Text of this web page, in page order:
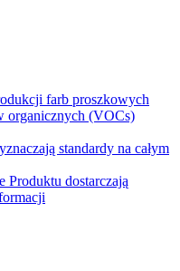
farb proszkowych
organicznych (VOCs)
standardy na całym
Produktu dostarczają